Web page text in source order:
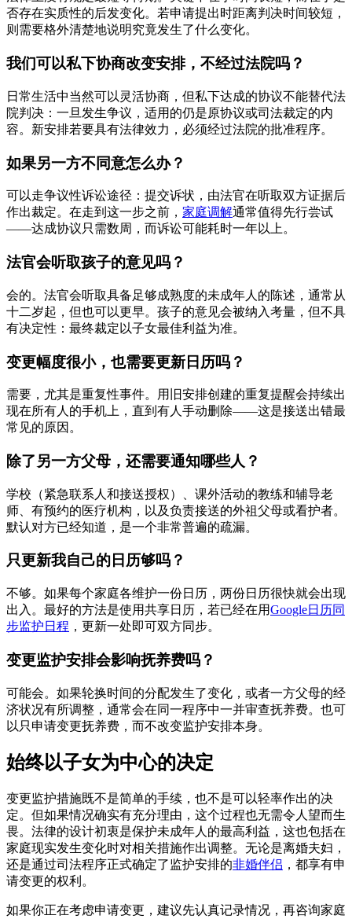
否存在实质性的后发变化。若申请提出时距离判决时间较短，
则需要格外清楚地说明究竟发生了什么变化。
我们可以私下协商改变安排，不经过法院吗？
日常生活中当然可以灵活协商，但私下达成的协议不能替代法
院判决：一旦发生争议，适用的仍是原协议或司法裁定的内
容。新安排若要具有法律效力，必须经过法院的批准程序。
如果另一方不同意怎么办？
可以走争议性诉讼途径：提交诉状，由法官在听取双方证据后
作出裁定。在走到这一步之前， 家庭调解通常值得先行尝试
——达成协议只需数周，而诉讼可能耗时一年以上。
法官会听取孩子的意见吗？
会的。法官会听取具备足够成熟度的未成年人的陈述，通常从
十二岁起，但也可以更早。孩子的意见会被纳入考量，但不具
有决定性：最终裁定以子女最佳利益为准。
变更幅度很小，也需要更新日历吗？
需要，尤其是重复性事件。用旧安排创建的重复提醒会持续出
现在所有人的手机上，直到有人手动删除——这是接送出错最
常见的原因。
除了另一方父母，还需要通知哪些人？
学校（紧急联系人和接送授权）、课外活动的教练和辅导老
师、有预约的医疗机构，以及负责接送的外祖父母或看护者。
默认对方已经知道，是一个非常普遍的疏漏。
只更新我自己的日历够吗？
不够。如果每个家庭各维护一份日历，两份日历很快就会出现
出入。最好的方法是使用共享日历，若已经在用Google日历同
步监护日程 ，更新一处即可双方同步。
变更监护安排会影响抚养费吗？
可能会。如果轮换时间的分配发生了变化，或者一方父母的经
济状况有所调整，通常会在同一程序中一并审查抚养费。也可
以只申请变更抚养费，而不改变监护安排本身。
始终以子女为中心的决定
变更监护措施既不是简单的手续，也不是可以轻率作出的决
定。但如果情况确实有充分理由，这个过程也无需令人望而生
畏。法律的设计初衷是保护未成年人的最高利益，这也包括在
家庭现实发生变化时对相关措施作出调整。无论是离婚夫妇，
还是通过司法程序正式确定了监护安排的非婚伴侣 ，都享有申
请变更的权利。
如果你正在考虑申请变更，建议先认真记录情况，再咨询家庭